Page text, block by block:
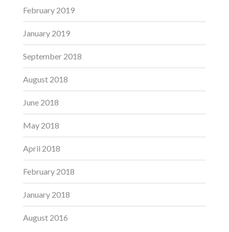
February 2019
January 2019
September 2018
August 2018
June 2018
May 2018
April 2018
February 2018
January 2018
August 2016